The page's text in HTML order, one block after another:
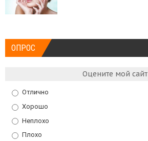
ОПРОС
Оцените мой сайт
Отлично
Хорошо
Неплохо
Плохо